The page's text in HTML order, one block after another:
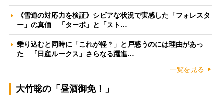
《雪道の対応力を検証》シビアな状況で実感した「フォレスタ
ー」の真価 「ターボ」と「スト…
乗り込むと同時に「これが軽？」と戸惑うのには理由があっ
た 「日産ルークス」さらなる躍進…
一覧を見る
大竹聡の「昼酒御免！」